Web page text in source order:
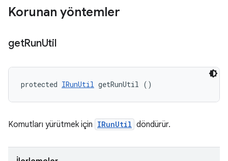
Korunan yöntemler
getRunUtil
protected IRunUtil getRunUtil ()
Komutları yürütmek için IRunUtil döndürür.